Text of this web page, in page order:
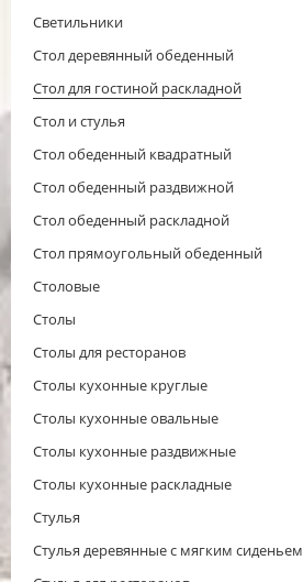
Светильники
Стол деревянный обеденный
Стол для гостиной раскладной
Стол и стулья
Стол обеденный квадратный
Стол обеденный раздвижной
Стол обеденный раскладной
Стол прямоугольный обеденный
Столовые
Столы
Столы для ресторанов
Столы кухонные круглые
Столы кухонные овальные
Столы кухонные раздвижные
Столы кухонные раскладные
Стулья
Стулья деревянные с мягким сиденьем